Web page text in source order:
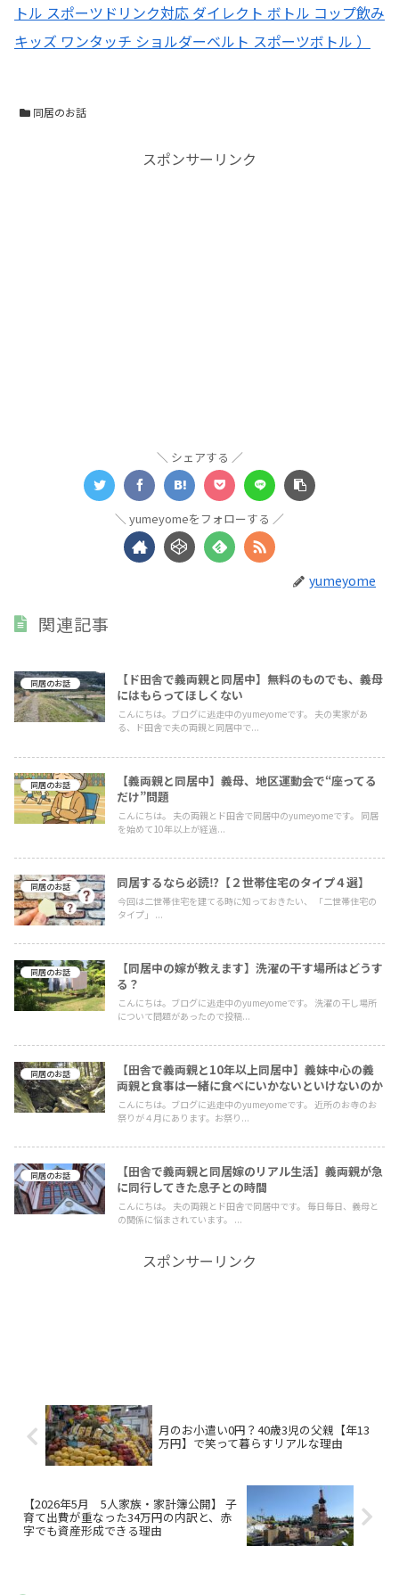
トル スポーツドリンク対応 ダイレクト ボトル コップ飲み
キッズ ワンタッチ ショルダーベルト スポーツボトル ）
同居のお話
スポンサーリンク
シェアする
yumeyomeをフォローする
yumeyome
関連記事
同居のお話
【ド田舎で義両親と同居中】無料のものでも、義母
にはもらってほしくない
こんにちは。ブログに逃走中のyumeyomeです。 夫の実家があ
る、ド田舎で夫の両親と同居中で...
同居のお話
【義両親と同居中】義母、地区運動会で“座ってる
だけ”問題
こんにちは。 夫の両親とド田舎で同居中のyumeyomeです。 同居
を始めて10年以上が経過...
同居のお話 同居するなら必読⁉【２世帯住宅のタイプ４選】
今回は二世帯住宅を建てる時に知っておきたい、 「二世帯住宅の
タイプ」 ...
同居のお話
【同居中の嫁が教えます】洗濯の干す場所はどうす
る？
こんにちは。ブログに逃走中のyumeyomeです。 洗濯の干し場所
について問題があったので投稿...
同居のお話
【田舎で義両親と10年以上同居中】義妹中心の義
両親と食事は一緒に食べにいかないといけないのか
こんにちは。ブログに逃走中のyumeyomeです。 近所のお寺のお
祭りが４月にあります。お祭り...
同居のお話
【田舎で義両親と同居嫁のリアル生活】義両親が急
に同行してきた息子との時間
こんにちは。 夫の両親とド田舎で同居中です。 毎日毎日、義母と
の関係に悩まされています。 ...
スポンサーリンク
月のお小遣い0円？40歳3児の父親【年13
万円】で笑って暮らすリアルな理由
【2026年5月 5人家族・家計簿公開】 子
育て出費が重なった34万円の内訳と、赤
字でも資産形成できる理由